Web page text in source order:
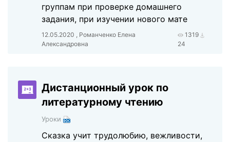
группам при проверке домашнего
задания, при изучении нового мате
12.05.2020 , Романченко Елена
Александровна
1319
24
Дистанционный урок по
литературному чтению
Уроки
Сказка учит трудолюбию, вежливости,